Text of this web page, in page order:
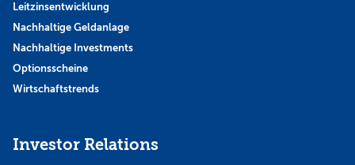
Leitzinsentwicklung
Nachhaltige Geldanlage
Nachhaltige Investments
Optionsscheine
Wirtschaftstrends
Investor Relations